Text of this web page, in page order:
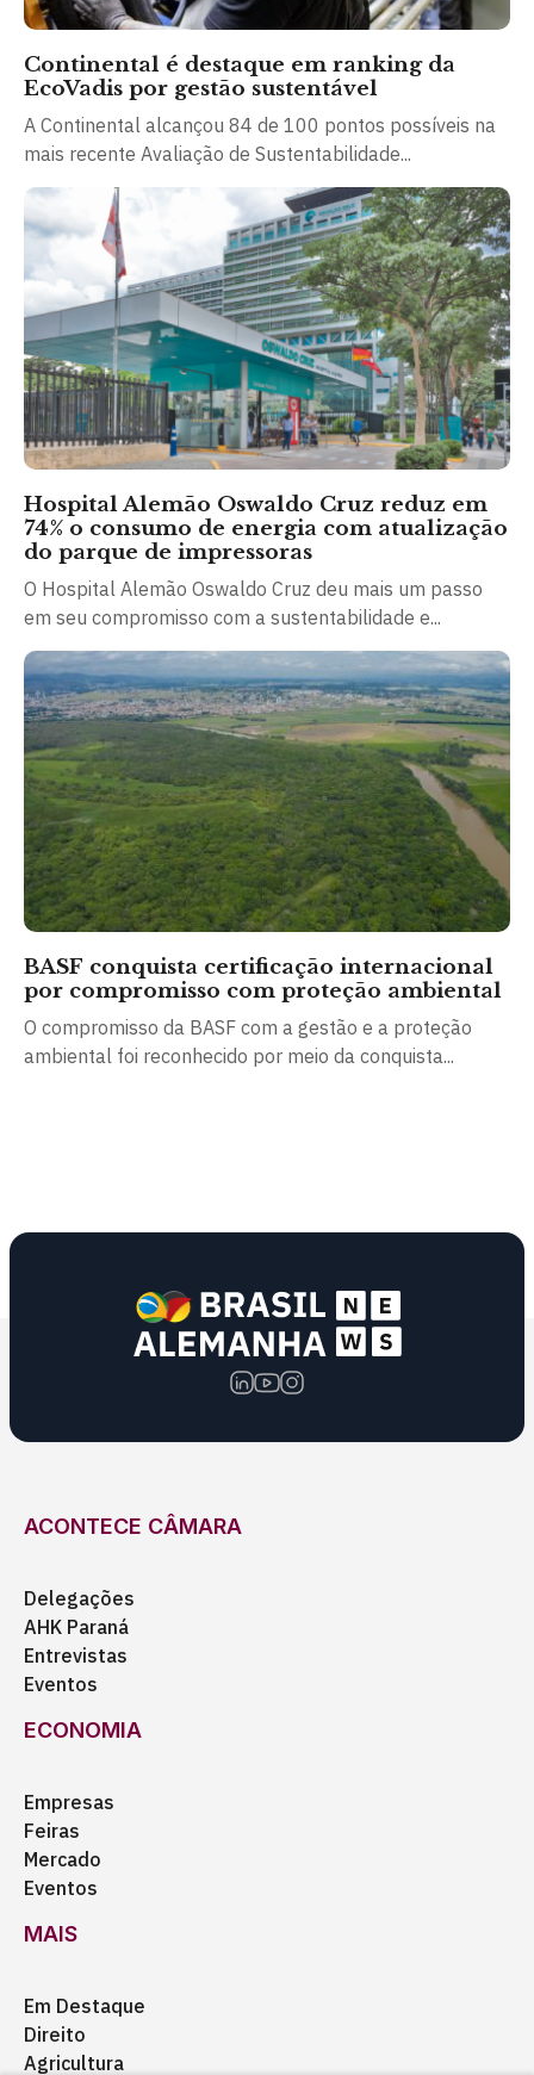
Continental é destaque em ranking da
EcoVadis por gestão sustentável
A Continental alcançou 84 de 100 pontos possíveis na
mais recente Avaliação de Sustentabilidade...
Hospital Alemão Oswaldo Cruz reduz em
74% o consumo de energia com atualização
do parque de impressoras
O Hospital Alemão Oswaldo Cruz deu mais um passo
em seu compromisso com a sustentabilidade e...
BASF conquista certificação internacional
por compromisso com proteção ambiental
O compromisso da BASF com a gestão e a proteção
ambiental foi reconhecido por meio da conquista...
ACONTECE CÂMARA
Delegações
AHK Paraná
Entrevistas
Eventos
ECONOMIA
Empresas
Feiras
Mercado
Eventos
MAIS
Em Destaque
Direito
Agricultura